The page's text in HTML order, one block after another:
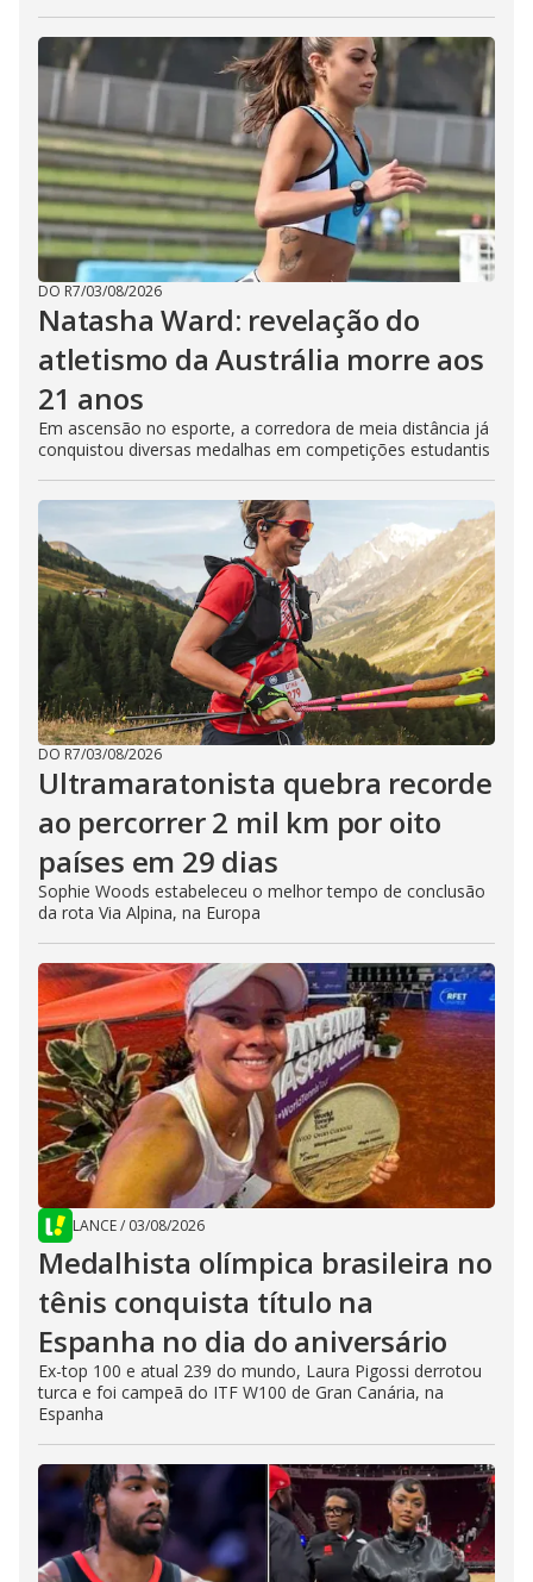
DO R7/03/08/2026
Natasha Ward: revelação do
atletismo da Austrália morre aos
21 anos
Em ascensão no esporte, a corredora de meia distância já
conquistou diversas medalhas em competições estudantis
DO R7/03/08/2026
Ultramaratonista quebra recorde
ao percorrer 2 mil km por oito
países em 29 dias
Sophie Woods estabeleceu o melhor tempo de conclusão
da rota Via Alpina, na Europa
LANCE/ 03/08/2026
Medalhista olímpica brasileira no
tênis conquista título na
Espanha no dia do aniversário
Ex-top 100 e atual 239 do mundo, Laura Pigossi derrotou
turca e foi campeã do ITF W100 de Gran Canária, na
Espanha